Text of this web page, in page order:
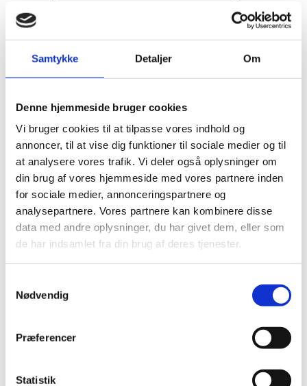
Samtykke Detaljer Om
Denne hjemmeside bruger cookies
Vi bruger cookies til at tilpasse vores indhold og
annoncer, til at vise dig funktioner til sociale medier og til
at analysere vores trafik. Vi deler også oplysninger om
din brug af vores hjemmeside med vores partnere inden
for sociale medier, annonceringspartnere og
analysepartnere. Vores partnere kan kombinere disse
data med andre oplysninger, du har givet dem, eller som
de har indsamlet fra din brug af deres tjenester.
Nødvendig
Præferencer
Statistik
Sådan brevstemmer du
overstående betingelser, kan du brevstemme på
enhver dansk ambassade eller konsulat i det land,
Husk at medbringe gyldig legitimation (pas eller
kørekort).
Vi har fået mulighed for at ændre fristen for
modtagelse af din brevstemme til folketingsvalget på
ambassaden i Paris.
Du henvises derfor til at stemme senest fredag 13.
martsfor at sikre at din stemme til folketingsvalget
når frem i tide.
ambassaden, Paris
på følgende tidspunkter og uden
forudgående aftale:
Tirsdag: 9.30-12:30, 13.30-15.30